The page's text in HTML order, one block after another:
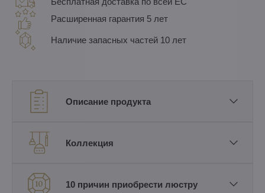
Расширенная гарантия 5 лет
Наличие запасных частей 10 лет
Описание продукта
Коллекция
10 причин приобрести люстру